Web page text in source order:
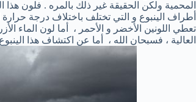
المحمية ولكن الحقيقة غير ذلك بالمره . فلون
أطراف الينبوع و التي تختلف باختلاف درجة حرارة
تعطي اللونين الأخضر و الأحمر ، أما لون الماء
العالية ، فسبحان الله ، أما عن اكتشاف هذا